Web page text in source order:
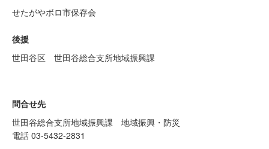
せたがやボロ市保存会
後援
世田谷区 世田谷総合支所地域振興課
問合せ先
世田谷総合支所地域振興課 地域振興・防災
電話 03-5432-2831